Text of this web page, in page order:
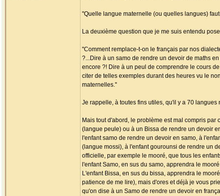
''Quelle langue maternelle (ou quelles langues)
La deuxième question que je me suis entendu
''Comment remplace-t-on le français par nos
?...Dire à un samo de rendre un devoir de maths
encore ?! Dire à un peul de comprendre le cours
citer de telles exemples durant des heures vu le
maternelles.''
Je rappelle, à toutes fins utiles, qu'il y a 70
Mais tout d'abord, le problème est mal compris
(langue peule) ou à un Bissa de rendre un devoir
l'enfant samo de rendre un devoir en samo, à
(langue mossi), à l'enfant gourounsi de rendre un
officielle, par exemple le mooré, que tous les
l'enfant Samo, en sus du samo, apprendra le
L'enfant Bissa, en sus du bissa, apprendra le
patience de me lire), mais d'ores et déjà je vous
qu'on dise à un Samo de rendre un devoir en